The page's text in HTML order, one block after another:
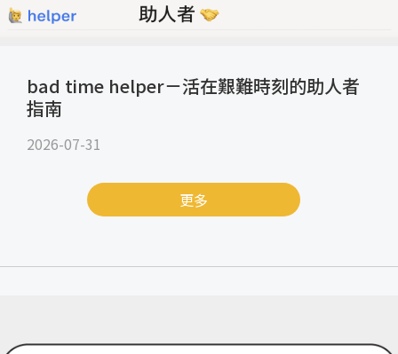
bad time helper－活在艱難時刻的助人者
指南
2026-07-31
更多